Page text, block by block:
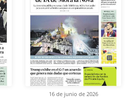
16 de junio de 2026